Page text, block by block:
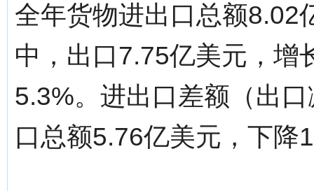
全年货物进出口总额8.02
中，出口7.75亿美元，增
5.3%。进出口差额（出
口总额5.76亿美元，下降